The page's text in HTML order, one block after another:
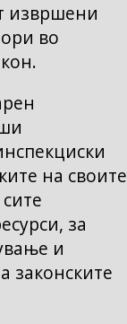
извршени
во
на своите
за
и
законските